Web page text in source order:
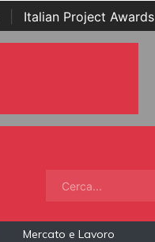
Italian Project Awards
Mercato e Lavoro